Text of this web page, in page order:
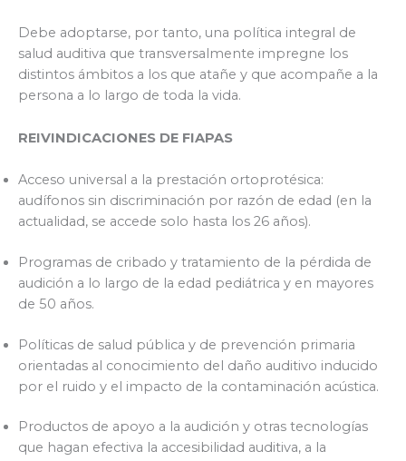
Debe adoptarse, por tanto, una política integral de
salud auditiva que transversalmente impregne los
distintos ámbitos a los que atañe y que acompañe a la
persona a lo largo de toda la vida.
REIVINDICACIONES DE FIAPAS
Acceso universal a la prestación ortoprotésica:
audífonos sin discriminación por razón de edad (en la
actualidad, se accede solo hasta los 26 años).
Programas de cribado y tratamiento de la pérdida de
audición a lo largo de la edad pediátrica y en mayores
de 50 años.
Políticas de salud pública y de prevención primaria
orientadas al conocimiento del daño auditivo inducido
por el ruido y el impacto de la contaminación acústica.
Productos de apoyo a la audición y otras tecnologías
que hagan efectiva la accesibilidad auditiva, a la